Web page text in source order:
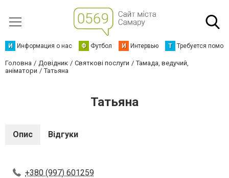
И Информация о нас Ф Футбол И Интервью Т Требуется
Головна Довідник Святкові послуги
Тамада, ведучий,
аніматори
Татьяна
Татьяна
Опис Відгуки
+380 (997) 601259